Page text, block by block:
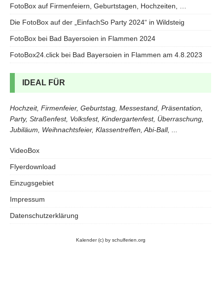
FotoBox auf Firmenfeiern, Geburtstagen, Hochzeiten, …
Die FotoBox auf der „EinfachSo Party 2024“ in Wildsteig
FotoBox bei Bad Bayersoien in Flammen 2024
FotoBox24.click bei Bad Bayersoien in Flammen am 4.8.2023
IDEAL FÜR
Hochzeit, Firmenfeier, Geburtstag, Messestand, Präsentation,
Party, Straßenfest, Volksfest, Kindergartenfest, Überraschung,
Jubiläum, Weihnachtsfeier, Klassentreffen, Abi-Ball, ...
VideoBox
Flyerdownload
Einzugsgebiet
Impressum
Datenschutzerklärung
Kalender(c) by schulferien.org